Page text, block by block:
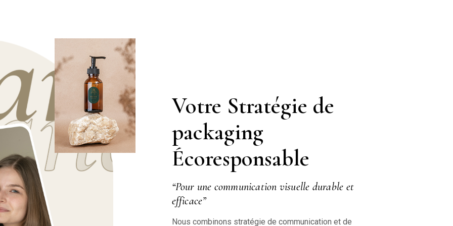
Votre Stratégie de
packaging
Écoresponsable
“Pour une communication visuelle durable et
efficace”
Nous combinons stratégie de communication et de